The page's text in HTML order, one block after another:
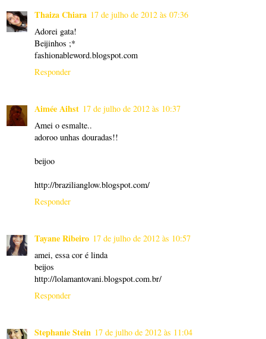
Thaiza Chiara 17 de julho de 2012 às 07:36
Adorei gata!
Beijinhos ;*
fashionableword.blogspot.com
Responder
Aimée Aihst 17 de julho de 2012 às 10:37
Amei o esmalte..
adoroo unhas douradas!!
beijoo
http://brazilianglow.blogspot.com/
Responder
Tayane Ribeiro 17 de julho de 2012 às 10:57
amei, essa cor é linda
beijos
http://lolamantovani.blogspot.com.br/
Responder
Stephanie Stein 17 de julho de 2012 às 11:04